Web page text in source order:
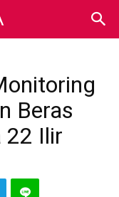
Beras
22 Ilir